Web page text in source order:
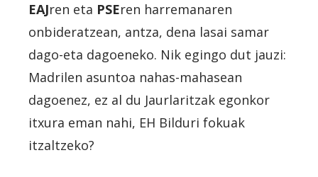
EAJren eta PSEren harremanaren
onbideratzean, antza, dena lasai samar
dago-eta dagoeneko. Nik egingo dut jauzi:
Madrilen asuntoa nahas-mahasean
dagoenez, ez al du Jaurlaritzak egonkor
itxura eman nahi, EH Bilduri fokuak
itzaltzeko?